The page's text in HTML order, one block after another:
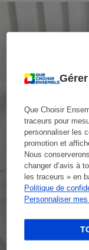
Que Choisir
traceurs pour
personnaliser les
promotion et
Nous
changer d’avis à
les traceurs » en
Politique de
Personnaliser